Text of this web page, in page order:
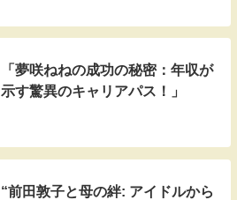
「夢咲ねねの成功の秘密：年収が
示す驚異のキャリアパス！」
“前田敦子と母の絆: アイドルから